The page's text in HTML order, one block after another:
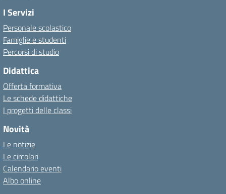
I Servizi
Personale scolastico
Famiglie e studenti
Percorsi di studio
Didattica
Offerta formativa
Le schede didattiche
I progetti delle classi
Novità
Le notizie
Le circolari
Calendario eventi
Albo online